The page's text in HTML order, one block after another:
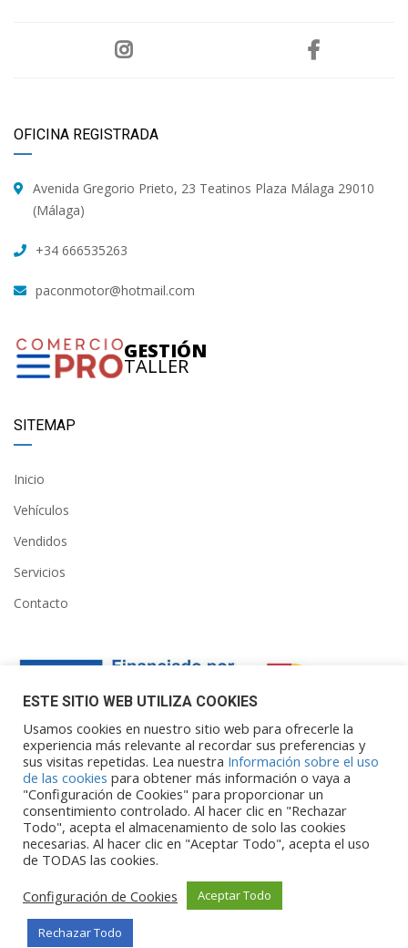
OFICINA REGISTRADA
Avenida Gregorio Prieto, 23 Teatinos Plaza Málaga 29010
(Málaga)
+34 666535263
paconmotor@hotmail.com
GESTIÓN
TALLER
SITEMAP
Inicio
Vehículos
Vendidos
Servicios
Contacto
Financiado por la Unión Europea – NextGenerationEU. Sin
embargo, los puntos de vista y las
opiniones expresadas son únicamente los del autor o autores y
no reflejan necesariamente los de
la Unión Europea o la Comisión Europea. Ni la Unión Europea ni
la Comisión Europea pueden ser
consideradas responsables de las mismas.
ESTE SITIO WEB UTILIZA COOKIES
Usamos cookies en nuestro sitio web para ofrecerle la
experiencia más relevante al recordar sus preferencias y
sus visitas repetidas. Lea nuestra Información sobre el uso
de las cookies para obtener más información o vaya a
"Configuración de Cookies" para proporcionar un
consentimiento controlado. Al hacer clic en "Rechazar
Todo", acepta el almacenamiento de solo las cookies
necesarias. Al hacer clic en "Aceptar Todo", acepta el uso
de TODAS las cookies.
Configuración de Cookies
Aceptar Todo
Rechazar Todo